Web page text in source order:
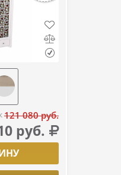
121 080 руб.
руб.